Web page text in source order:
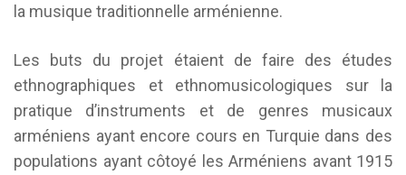
la musique traditionnelle arménienne.
Les buts du projet étaient de faire des études
ethnographiques et ethnomusicologiques sur la
pratique d’instruments et de genres musicaux
arméniens ayant encore cours en Turquie dans des
populations ayant côtoyé les Arméniens avant 1915